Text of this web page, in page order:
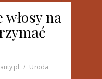
na
Uroda